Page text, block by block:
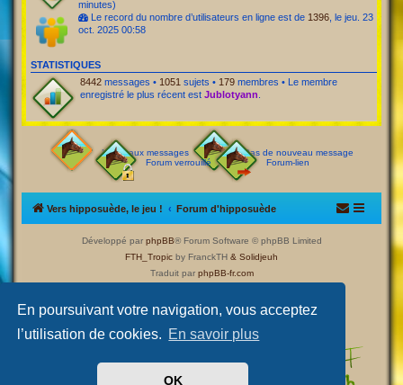
En poursuivant votre navigation, vous acceptez
l’utilisation de cookies. En savoir plus
OK
minutes)
Le record du nombre d’utilisateurs en ligne est de 1396 , le jeu. 23
oct. 2025 00:58
STATISTIQUES
8442 messages • 1051 sujets • 179 membres • Le membre
enregistré le plus récent est Jublotyann
Nouveaux messages
Pas de nouveau message
Forum verrouillé
Forum-lien
Vers hipposuède, le jeu ! Forum d'hipposuède
Développé par phpBB® Forum Software © phpBB Limited
FTH_Tropic by FranckTH & Solidjeuh
Traduit par phpBB-fr.com